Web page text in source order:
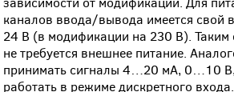
каналов ввода/вывода имеется свой
24 В (в модификации на 230 В). Таким
не требуется внешнее питание.
принимать сигналы 4…20 мА, 0…10
работать в режиме дискретного входа.